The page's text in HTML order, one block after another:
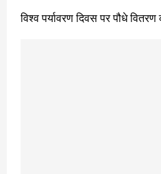
विश्व पर्यावरण दिवस पर पौधे